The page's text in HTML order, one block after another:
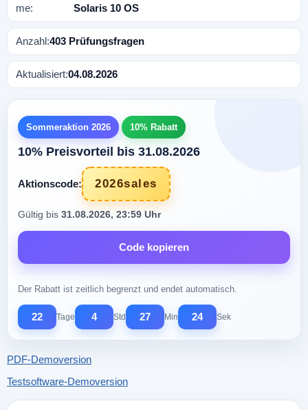
me:
Solaris 10 OS
Anzahl:403 Prüfungsfragen
Aktualisiert:04.08.2026
Sommeraktion 2026 10% Rabatt
10% Preisvorteil bis 31.08.2026
Aktionscode: 2026sales
Gültig bis 31.08.2026, 23:59 Uhr
Code kopieren
Der Rabatt ist zeitlich begrenzt und endet automatisch.
22 Tage 4 Std 27 Min 23 Sek
PDF-Demoversion
Testsoftware-Demoversion